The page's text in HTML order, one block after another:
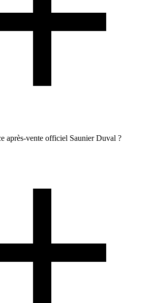
après-vente officiel Saunier Duval ?